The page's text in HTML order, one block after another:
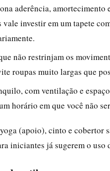
aderência, amortecimento
vale investir em um tapete
não restrinjam os
roupas muito largas que
com ventilação e
horário em que você não
(apoio), cinto e cobertor
iniciantes já sugerem o